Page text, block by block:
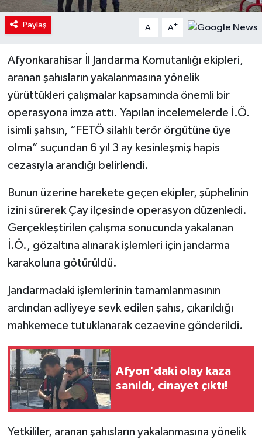
Paylaş A- A+
Afyonkarahisar İl Jandarma Komutanlığı ekipleri,
aranan şahısların yakalanmasına yönelik
yürüttükleri çalışmalar kapsamında önemli bir
operasyona imza attı. Yapılan incelemelerde İ.Ö.
isimli şahsın, “FETÖ silahlı terör örgütüne üye
olma” suçundan 6 yıl 3 ay kesinleşmiş hapis
cezasıyla arandığı belirlendi.
Bunun üzerine harekete geçen ekipler, şüphelinin
izini sürerek Çay ilçesinde operasyon düzenledi.
Gerçekleştirilen çalışma sonucunda yakalanan
İ.Ö., gözaltına alınarak işlemleri için jandarma
karakoluna götürüldü.
Jandarmadaki işlemlerinin tamamlanmasının
ardından adliyeye sevk edilen şahıs, çıkarıldığı
mahkemece tutuklanarak cezaevine gönderildi.
Afyon'daki olay kaza
sanıldı, cinayet çıktı!
Yetkililer, aranan şahısların yakalanmasına yönelik